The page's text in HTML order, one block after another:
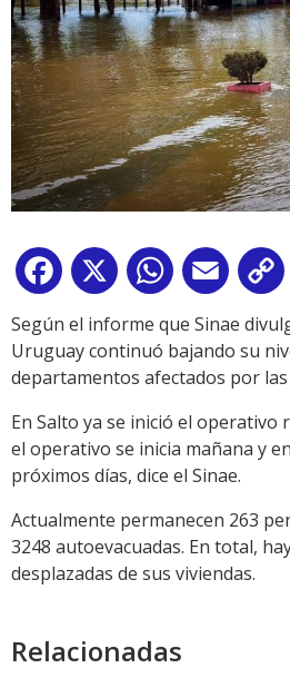
Facebook
X WhatsApp
Email
Según el informe que Sinae
Uruguay continuó bajando su
departamentos afectados por
En Salto ya se inició el operativo
el operativo se inicia mañana y
próximos días, dice el Sinae.
Actualmente permanecen 263
3248 autoevacuadas. En total,
desplazadas de sus viviendas.
Relacionadas